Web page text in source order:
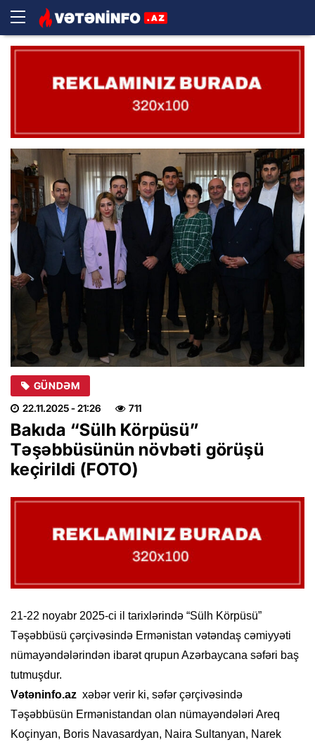
GÜNDƏM
22.11.2025- 21:26 711
Bakıda “Sülh Körpüsü”
Təşəbbüsünün növbəti görüşü
keçirildi (FOTO)
21-22 noyabr 2025-ci il tarixlərində “Sülh Körpüsü”
Təşəbbüsü çərçivəsində Ermənistan vətəndaş cəmiyyəti
nümayəndələrindən ibarət qrupun Azərbaycana səfəri baş
tutmuşdur.
Vətəninfo.az xəbər verir ki, səfər çərçivəsində
Təşəbbüsün Ermənistandan olan nümayəndələri Areq
Koçinyan, Boris Navasardyan, Naira Sultanyan, Narek